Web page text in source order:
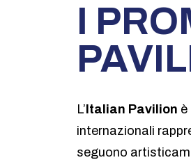
I
L’ Italian Pavilion è
internazionali
seguono